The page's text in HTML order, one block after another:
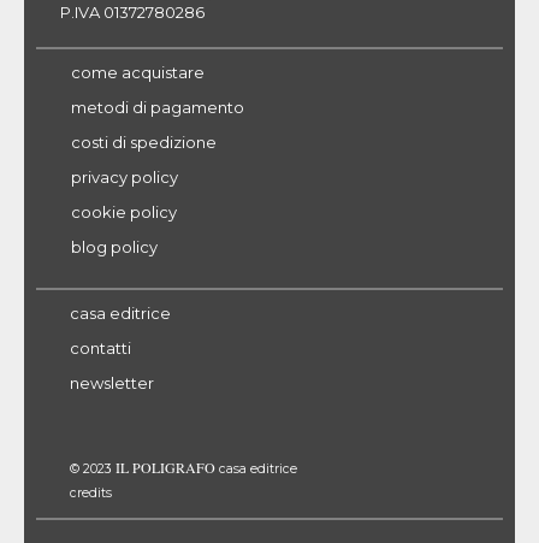
P.IVA 01372780286
come acquistare
metodi di pagamento
costi di spedizione
privacy policy
cookie policy
blog policy
casa editrice
contatti
newsletter
© 2023 IL POLIGRAFO casa editrice
credits